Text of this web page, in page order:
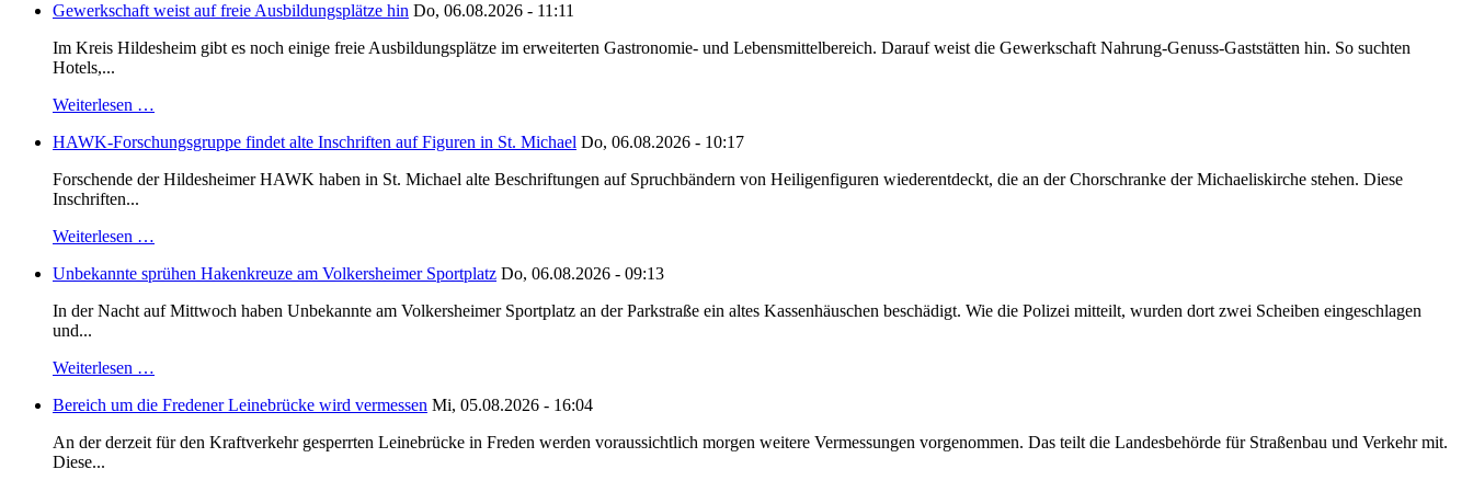
Gewerkschaft weist auf freie Ausbildungsplätze hin Do, 06.08.2026 - 11:11
Im Kreis Hildesheim gibt es noch einige freie Ausbildungsplätze im erweiterten Gastronomie- und Lebensmittelbereich. Darauf weist die Gewerkschaft Nahrung-Genuss-Gaststätten hin. So suchten
Hotels,...
Weiterlesen …
HAWK-Forschungsgruppe findet alte Inschriften auf Figuren in St. Michael Do, 06.08.2026 - 10:17
Forschende der Hildesheimer HAWK haben in St. Michael alte Beschriftungen auf Spruchbändern von Heiligenfiguren wiederentdeckt, die an der Chorschranke der Michaeliskirche stehen. Diese
Inschriften...
Weiterlesen …
Unbekannte sprühen Hakenkreuze am Volkersheimer Sportplatz Do, 06.08.2026 - 09:13
In der Nacht auf Mittwoch haben Unbekannte am Volkersheimer Sportplatz an der Parkstraße ein altes Kassenhäuschen beschädigt. Wie die Polizei mitteilt, wurden dort zwei Scheiben eingeschlagen
und...
Weiterlesen …
Bereich um die Fredener Leinebrücke wird vermessen Mi, 05.08.2026 - 16:04
An der derzeit für den Kraftverkehr gesperrten Leinebrücke in Freden werden voraussichtlich morgen weitere Vermessungen vorgenommen. Das teilt die Landesbehörde für Straßenbau und Verkehr mit.
Diese...